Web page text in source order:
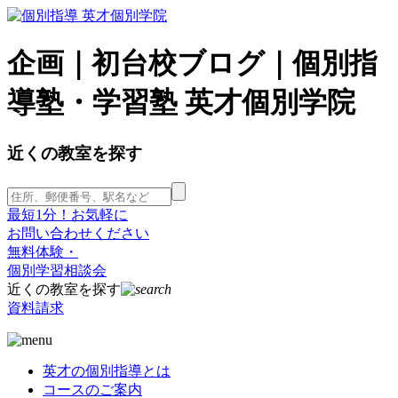
企画｜初台校ブログ｜個別指
導塾・学習塾 英才個別学院
近くの教室を探す
最短1分！お気軽に
お問い合わせください
無料体験・
個別学習相談会
近くの教室を探す
資料請求
英才の個別指導とは
コースのご案内